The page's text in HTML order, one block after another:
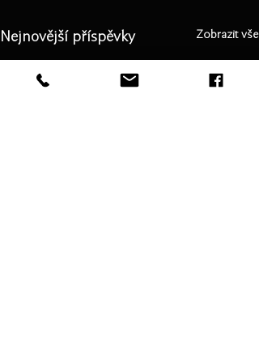
Nejnovější příspěvky Zobrazit vše